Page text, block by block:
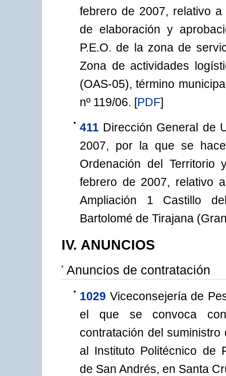
febrero de 2007, relativo
de elaboración y
P.E.O. de la zona de
Zona de actividades
(OAS-05), término
nº 119/06. [PDF]
411 Dirección General de
2007, por la que se
Ordenación del
febrero de 2007, relativo
Ampliación 1 Castillo
Bartolomé de Tirajana
IV. ANUNCIOS
Anuncios de contratación
1029 Viceconsejería de
el que se convoca
contratación del
al Instituto Politécnico de
de San Andrés, en Santa